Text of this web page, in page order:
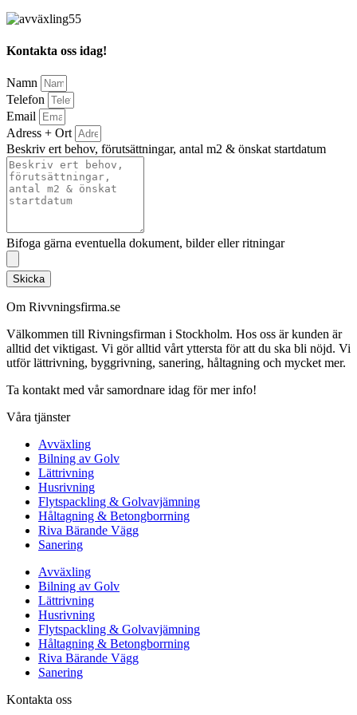
Kontakta oss idag!
Namn
Telefon
Email
Adress + Ort
Beskriv ert behov, förutsättningar, antal m2 & önskat startdatum
Bifoga gärna eventuella dokument, bilder eller ritningar
Skicka
Om Rivvningsfirma.se
Välkommen till Rivningsfirman i Stockholm. Hos oss är kunden är
alltid det viktigast. Vi gör alltid vårt yttersta för att du ska bli nöjd. Vi
utför lättrivning, byggrivning, sanering, håltagning och mycket mer.
Ta kontakt med vår samordnare idag för mer info!
Våra tjänster
Avväxling
Bilning av Golv
Lättrivning
Husrivning
Flytspackling & Golvavjämning
Håltagning & Betongborrning
Riva Bärande Vägg
Sanering
Avväxling
Bilning av Golv
Lättrivning
Husrivning
Flytspackling & Golvavjämning
Håltagning & Betongborrning
Riva Bärande Vägg
Sanering
Kontakta oss